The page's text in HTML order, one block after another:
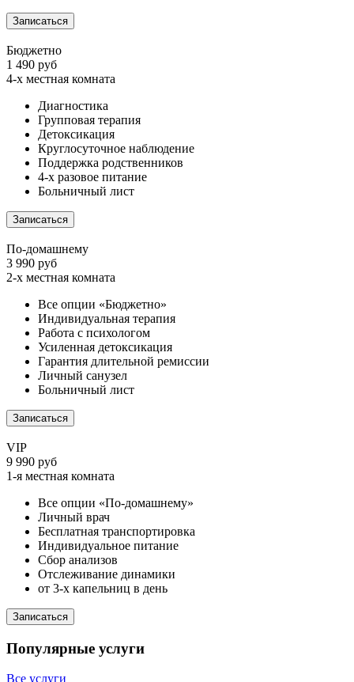
Записаться
Бюджетно
1 490 руб
4-х местная комната
Диагностика
Групповая терапия
Детоксикация
Круглосуточное наблюдение
Поддержка родственников
4-х разовое питание
Больничный лист
Записаться
По-домашнему
3 990 руб
2-х местная комната
Все опции «Бюджетно»
Индивидуальная терапия
Работа с психологом
Усиленная детоксикация
Гарантия длительной ремиссии
Личный санузел
Больничный лист
Записаться
VIP
9 990 руб
1-я местная комната
Все опции «По-домашнему»
Личный врач
Бесплатная транспортировка
Индивидуальное питание
Сбор анализов
Отслеживание динамики
от 3-х капельниц в день
Записаться
Популярные услуги
Все услуги